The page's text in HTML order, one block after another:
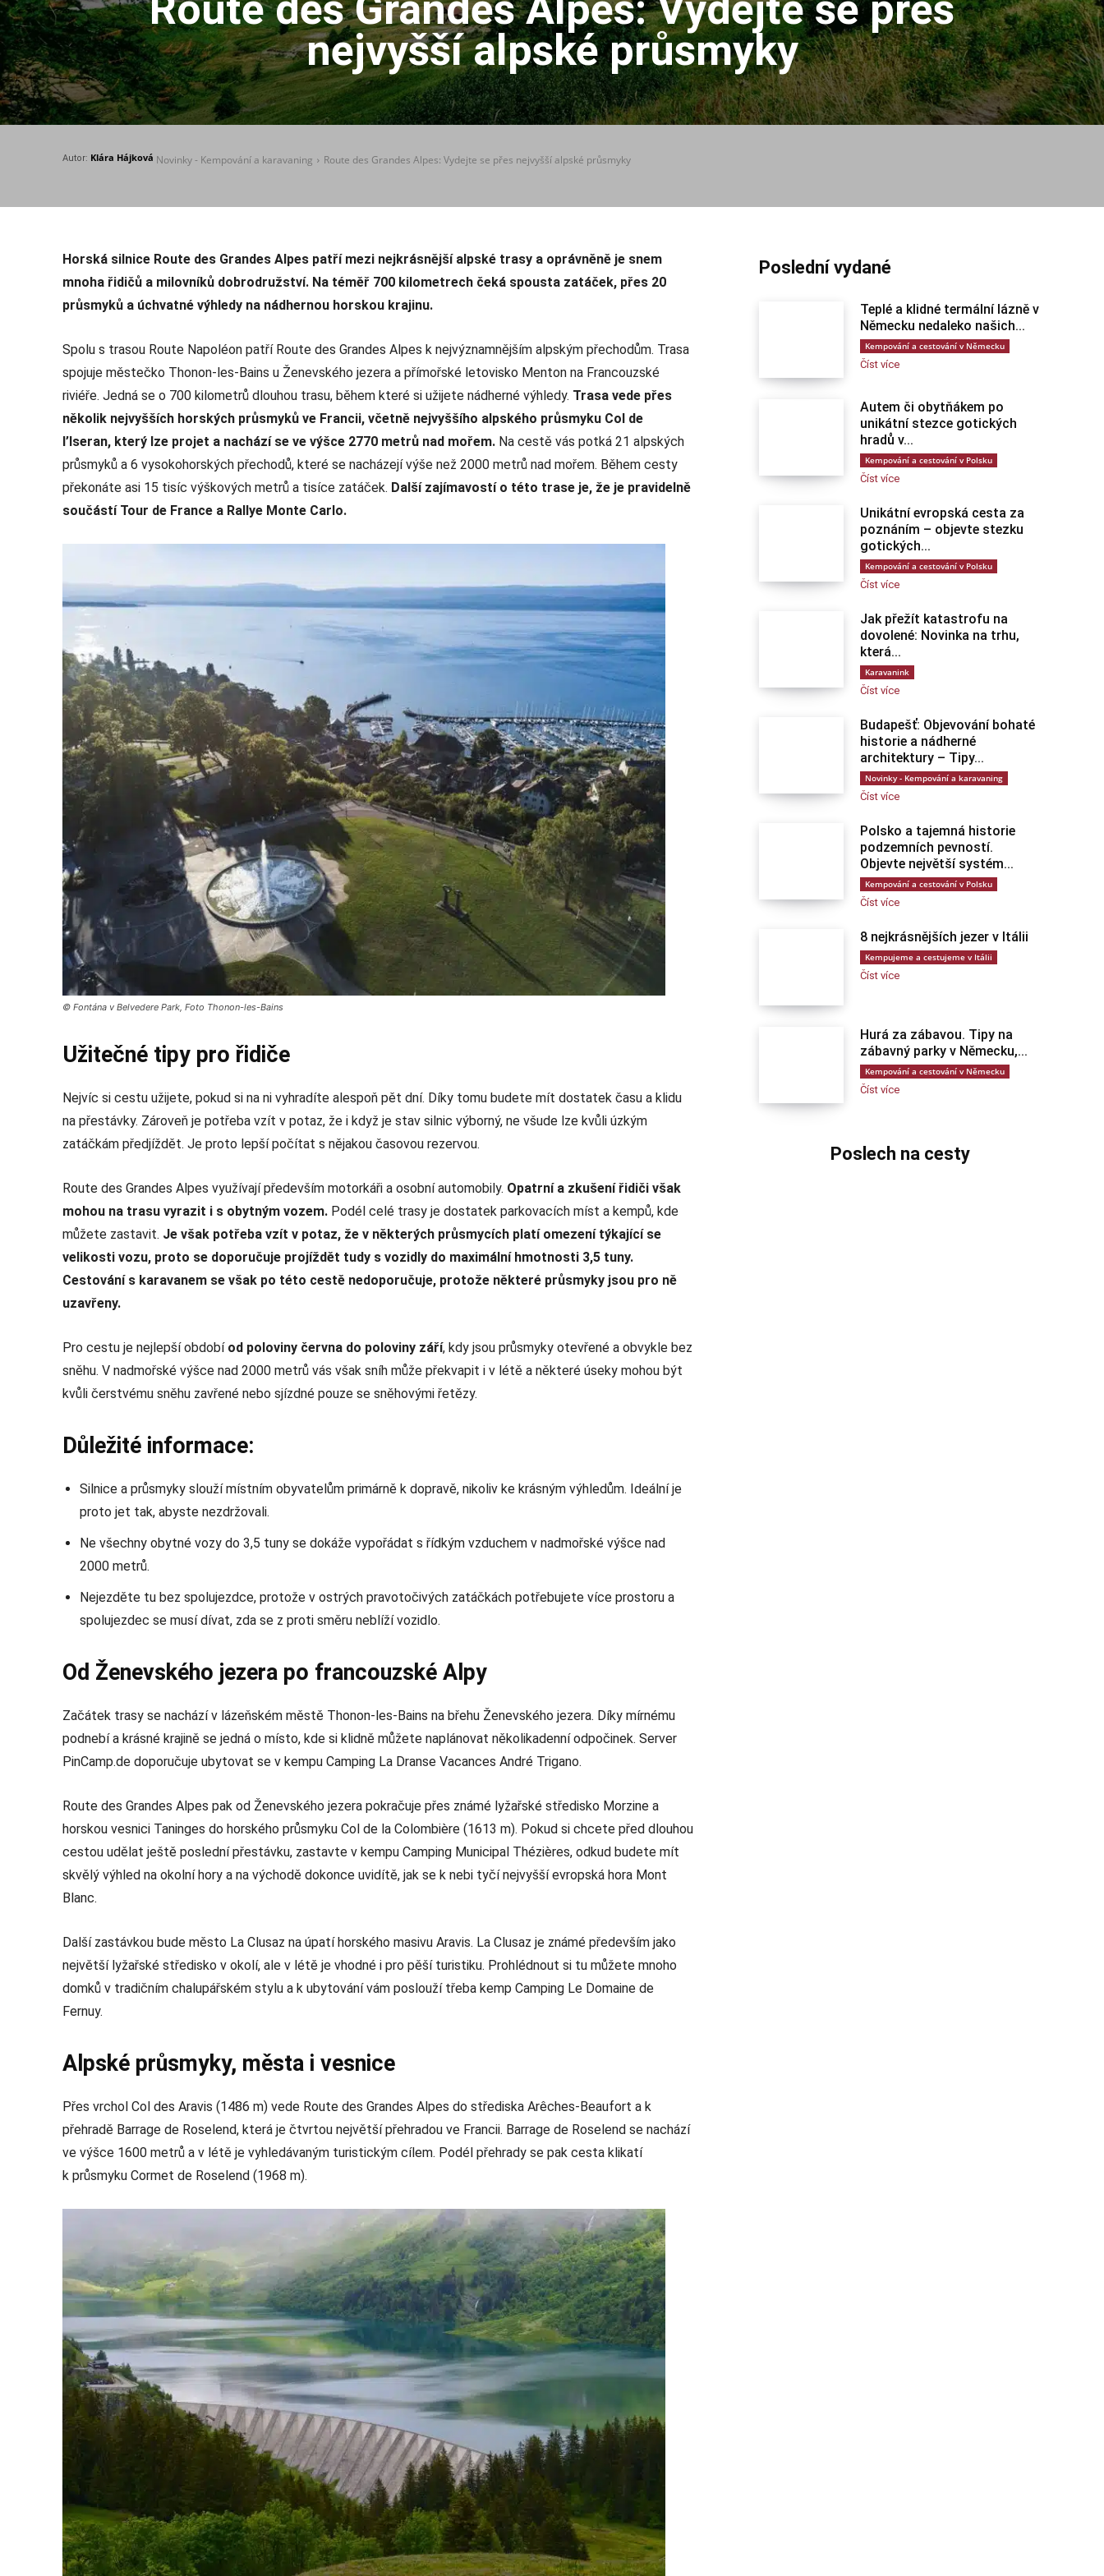
nejvyšší alpské průsmyky
Autor: Klára Hájková Novinky - Kempování a karavaning Route des Grandes Alpes: Vydejte se přes nejvyšší alpské průsmyky
Horská silnice Route des Grandes Alpes patří mezi nejkrásnější alpské trasy a oprávněně je snem
mnoha řidičů a milovníků dobrodružství. Na téměř 700 kilometrech čeká spousta zatáček, přes 20
průsmyků a úchvatné výhledy na nádhernou horskou krajinu.
Spolu s trasou Route Napoléon patří Route des Grandes Alpes k nejvýznamnějším alpským přechodům. Trasa
spojuje městečko Thonon-les-Bains u Ženevského jezera a přímořské letovisko Menton na Francouzské
riviéře. Jedná se o 700 kilometrů dlouhou trasu, během které si užijete nádherné výhledy. Trasa vede přes
několik nejvyšších horských průsmyků ve Francii, včetně nejvyššího alpského průsmyku Col de
l’Iseran, který lze projet a nachází se ve výšce 2770 metrů nad mořem. Na cestě vás potká 21 alpských
průsmyků a 6 vysokohorských přechodů, které se nacházejí výše než 2000 metrů nad mořem. Během cesty
překonáte asi 15 tisíc výškových metrů a tisíce zatáček. Další zajímavostí o této trase je, že je pravidelně
součástí Tour de France a Rallye Monte Carlo.
© Fontána v Belvedere Park, Foto Thonon-les-Bains
Užitečné tipy pro řidiče
Nejvíc si cestu užijete, pokud si na ni vyhradíte alespoň pět dní. Díky tomu budete mít dostatek času a klidu
na přestávky. Zároveň je potřeba vzít v potaz, že i když je stav silnic výborný, ne všude lze kvůli úzkým
zatáčkám předjíždět. Je proto lepší počítat s nějakou časovou rezervou.
Route des Grandes Alpes využívají především motorkáři a osobní automobily. Opatrní a zkušení řidiči však
mohou na trasu vyrazit i s obytným vozem. Podél celé trasy je dostatek parkovacích míst a kempů, kde
můžete zastavit. Je však potřeba vzít v potaz, že v některých průsmycích platí omezení týkající se
velikosti vozu, proto se doporučuje projíždět tudy s vozidly do maximální hmotnosti 3,5 tuny.
Cestování s karavanem se však po této cestě nedoporučuje, protože některé průsmyky jsou pro ně
uzavřeny.
Pro cestu je nejlepší období od poloviny června do poloviny září, kdy jsou průsmyky otevřené a obvykle bez
sněhu. V nadmořské výšce nad 2000 metrů vás však sníh může překvapit i v létě a některé úseky mohou být
kvůli čerstvému sněhu zavřené nebo sjízdné pouze se sněhovými řetězy.
Důležité informace:
Silnice a průsmyky slouží místním obyvatelům primárně k dopravě, nikoliv ke krásným výhledům. Ideální je
proto jet tak, abyste nezdržovali.
Ne všechny obytné vozy do 3,5 tuny se dokáže vypořádat s řídkým vzduchem v nadmořské výšce nad
2000 metrů.
Nejezděte tu bez spolujezdce, protože v ostrých pravotočivých zatáčkách potřebujete více prostoru a
spolujezdec se musí dívat, zda se z proti směru neblíží vozidlo.
Od Ženevského jezera po francouzské Alpy
Začátek trasy se nachází v lázeňském městě Thonon-les-Bains na břehu Ženevského jezera. Díky mírnému
podnebí a krásné krajině se jedná o místo, kde si klidně můžete naplánovat několikadenní odpočinek. Server
PinCamp.de doporučuje ubytovat se v kempu Camping La Dranse Vacances André Trigano.
Route des Grandes Alpes pak od Ženevského jezera pokračuje přes známé lyžařské středisko Morzine a
horskou vesnici Taninges do horského průsmyku Col de la Colombière (1613 m). Pokud si chcete před dlouhou
cestou udělat ještě poslední přestávku, zastavte v kempu Camping Municipal Thézières, odkud budete mít
skvělý výhled na okolní hory a na východě dokonce uvidítě, jak se k nebi tyčí nejvyšší evropská hora Mont
Blanc.
Další zastávkou bude město La Clusaz na úpatí horského masivu Aravis. La Clusaz je známé především jako
největší lyžařské středisko v okolí, ale v létě je vhodné i pro pěší turistiku. Prohlédnout si tu můžete mnoho
domků v tradičním chalupářském stylu a k ubytování vám poslouží třeba kemp Camping Le Domaine de
Fernuy.
Alpské průsmyky, města i vesnice
Přes vrchol Col des Aravis (1486 m) vede Route des Grandes Alpes do střediska Arêches-Beaufort a k
přehradě Barrage de Roselend, která je čtvrtou největší přehradou ve Francii. Barrage de Roselend se nachází
ve výšce 1600 metrů a v létě je vyhledávaným turistickým cílem. Podél přehrady se pak cesta klikatí
k průsmyku Cormet de Roselend (1968 m).
Poslední vydané
Teplé a klidné termální lázně v
Německu nedaleko našich...
Kempování a cestování v Německu
Číst více
Autem či obytňákem po
unikátní stezce gotických
hradů v...
Kempování a cestování v Polsku
Číst více
Unikátní evropská cesta za
poznáním – objevte stezku
gotických...
Kempování a cestování v Polsku
Číst více
Jak přežít katastrofu na
dovolené: Novinka na trhu,
která...
Karavanink
Číst více
Budapešť: Objevování bohaté
historie a nádherné
architektury – Tipy...
Novinky - Kempování a karavaning
Číst více
Polsko a tajemná historie
podzemních pevností.
Objevte největší systém...
Kempování a cestování v Polsku
Číst více
8 nejkrásnějších jezer v Itálii
Kempujeme a cestujeme v Itálii
Číst více
Hurá za zábavou. Tipy na
zábavný parky v Německu,...
Kempování a cestování v Německu
Číst více
Poslech na cesty